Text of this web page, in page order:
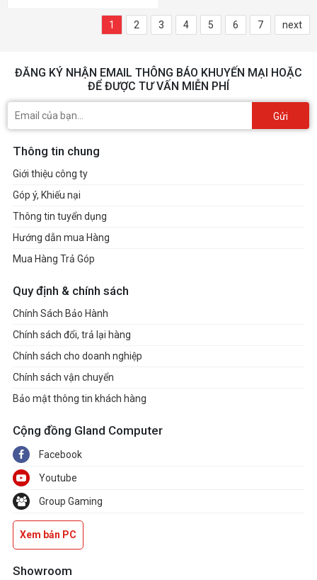
1 2 3 4 5 6 7 next
ĐĂNG KÝ NHẬN EMAIL THÔNG BÁO KHUYẾN MẠI HOẶC
ĐỂ ĐƯỢC TƯ VẤN MIỄN PHÍ
Gửi
Thông tin chung
Giới thiệu công ty
Góp ý, Khiếu nại
Thông tin tuyển dụng
Hướng dẫn mua Hàng
Mua Hàng Trả Góp
Quy định & chính sách
Chính Sách Bảo Hành
Chính sách đổi, trả lại hàng
Chính sách cho doanh nghiệp
Chính sách vận chuyển
Bảo mật thông tin khách hàng
Cộng đồng Gland Computer
Facebook
Youtube
Group Gaming
Xem bản PC
Showroom